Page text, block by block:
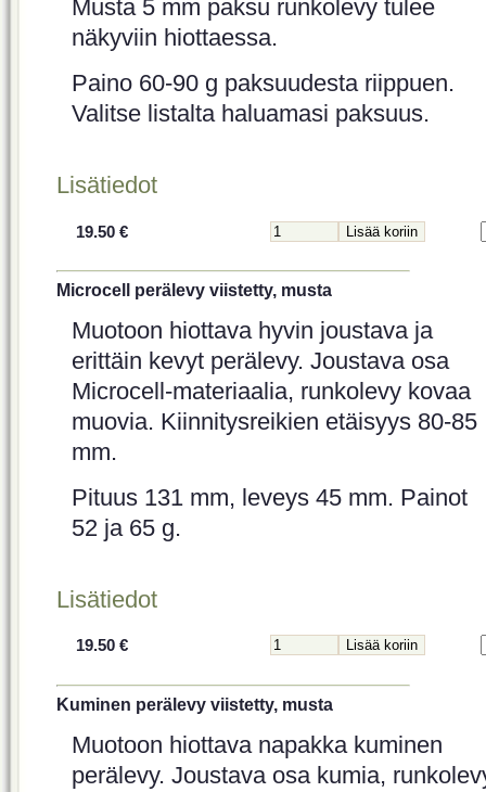
Musta 5 mm paksu runkolevy tulee
näkyviin hiottaessa.
Paino 60-90 g paksuudesta riippuen.
Valitse listalta haluamasi paksuus.
Lisätiedot
19.50 €
Microcell perälevy viistetty, musta
Muotoon hiottava hyvin joustava ja
erittäin kevyt perälevy. Joustava osa
Microcell-materiaalia, runkolevy kovaa
muovia. Kiinnitysreikien etäisyys 80-85
mm.
Pituus 131 mm, leveys 45 mm. Painot
52 ja 65 g.
Lisätiedot
19.50 €
Kuminen perälevy viistetty, musta
Muotoon hiottava napakka kuminen
perälevy. Joustava osa kumia,